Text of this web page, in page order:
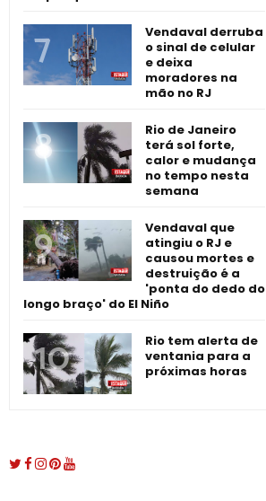
Vendaval derruba
o sinal de celular
e deixa
moradores na
mão no RJ
Rio de Janeiro
terá sol forte,
calor e mudança
no tempo nesta
semana
Vendaval que
atingiu o RJ e
causou mortes e
destruição é a
'ponta do dedo do
longo braço' do El Niño
Rio tem alerta de
ventania para a
próximas horas